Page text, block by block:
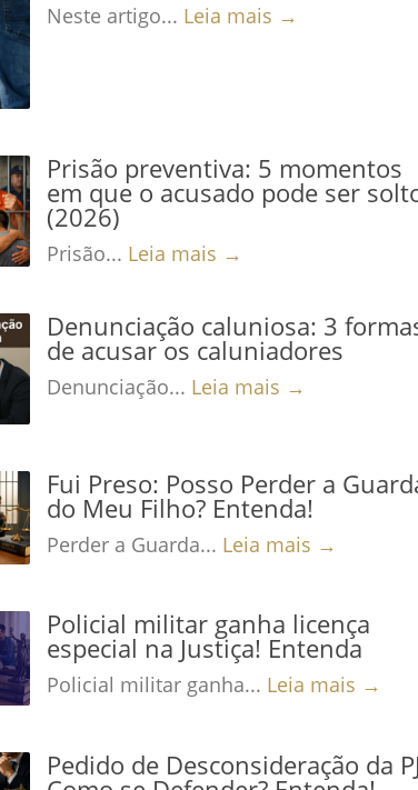
Neste artigo... Leia mais →
Prisão preventiva: 5 momentos
em que o acusado pode ser
(2026)
Prisão... Leia mais →
Denunciação caluniosa: 3
de acusar os caluniadores
Denunciação... Leia mais →
Fui Preso: Posso Perder a
do Meu Filho? Entenda!
Perder a Guarda... Leia mais →
Policial militar ganha licença
especial na Justiça! Entenda
Policial militar ganha... Leia mais →
Pedido de Desconsideração da